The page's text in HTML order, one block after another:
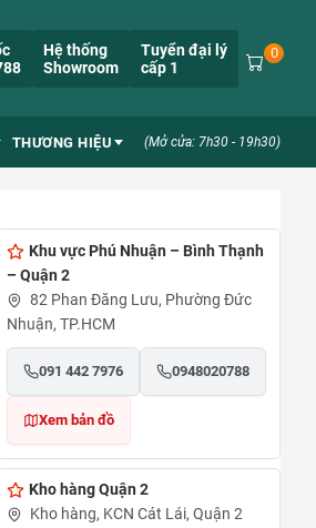
Hệ thống
Showroom
Tuyển đại lý
cấp 1
0
THƯƠNG HIỆU (Mở cửa: 7h30 - 19h30)
Khu vực Phú Nhuận – Bình Thạnh
– Quận 2
82 Phan Đăng Lưu, Phường Đức
Nhuận, TP.HCM
091 442 7976 0948020788
Xem bản đồ
Kho hàng Quận 2
Kho hàng, KCN Cát Lái, Quận 2